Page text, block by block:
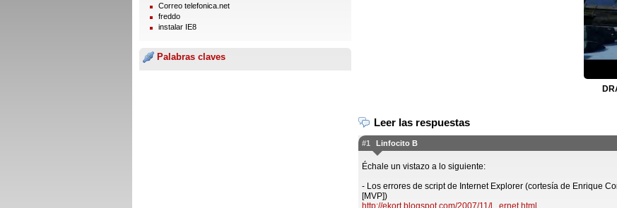
Correo telefonica.net
freddo
instalar IE8
Palabras claves
Leer las respuestas
#1 Linfocito B
Échale un vistazo a lo siguiente:
- Los errores de script de Internet Explorer (cortesía de Enrique
[MVP])
http://ekort.blogspot.com/2007/11/l...ernet.html